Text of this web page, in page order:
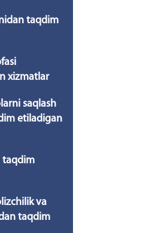
taqdim
xizmatlar
saqlash
etiladigan
taqdim
va
taqdim